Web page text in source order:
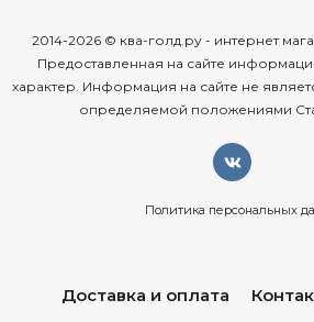
2014-2026 © ква-голд.ру - интернет
Предоставленная на сайте
характер. Информация на сайте не
определяемой положениями
Политика персональных
Доставка и оплата